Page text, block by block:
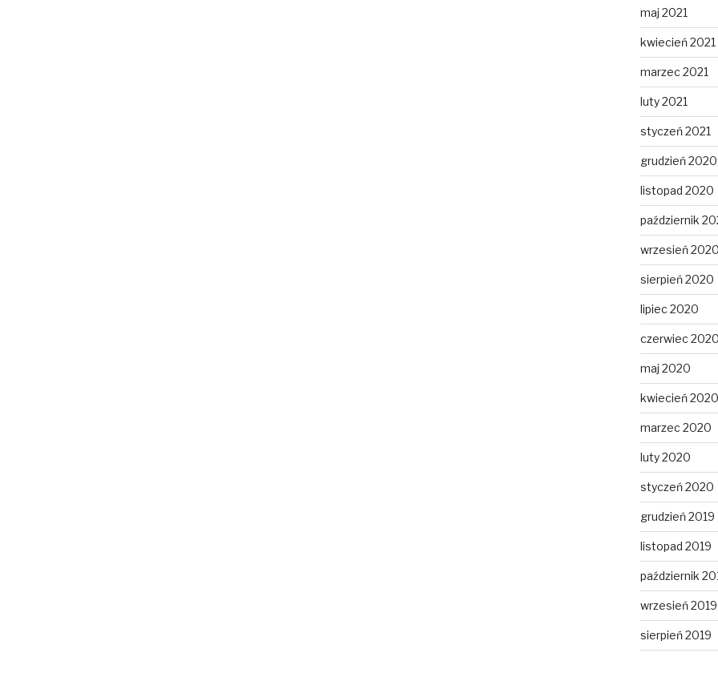
maj 2021
kwiecień 2021
marzec 2021
luty 2021
styczeń 2021
grudzień 2020
listopad 2020
październik
wrzesień
sierpień 2020
lipiec 2020
czerwiec
maj 2020
kwiecień 2020
marzec 2020
luty 2020
styczeń 2020
grudzień 2019
listopad 2019
październik
wrzesień 2019
sierpień 2019